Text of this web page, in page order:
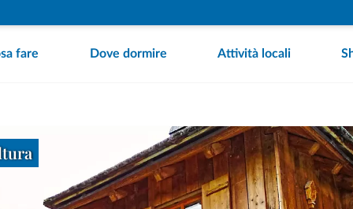
fare Dove dormire Attività locali